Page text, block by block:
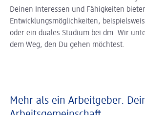
Deinen Interessen und Fähigkeiten
Entwicklungsmöglichkeiten,
oder ein duales Studium bei dm. Wir
dem Weg, den Du gehen möchtest.
Mehr als ein Arbeitgeber.